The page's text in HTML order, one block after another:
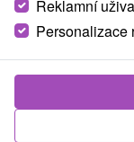
Lázně Sliač
8,4 (276
Ideální pobyt
novou energii.
Reklamní
Personalizace